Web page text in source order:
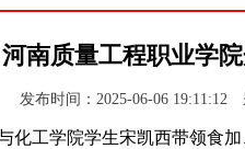
河南质量工程职业学
发布时间：2025-06-06
工学院学生宋凯西带领食加